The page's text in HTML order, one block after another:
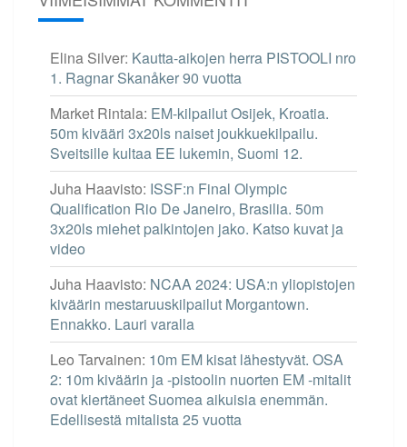
Elina Silver: Kautta-aikojen herra PISTOOLI nro
1. Ragnar Skanåker 90 vuotta
Market Rintala: EM-kilpailut Osijek, Kroatia.
50m kivääri 3x20ls naiset joukkuekilpailu.
Sveitsille kultaa EE lukemin, Suomi 12.
Juha Haavisto: ISSF:n Final Olympic
Qualification Rio De Janeiro, Brasilia. 50m
3x20ls miehet palkintojen jako. Katso kuvat ja
video
Juha Haavisto: NCAA 2024: USA:n yliopistojen
kiväärin mestaruuskilpailut Morgantown.
Ennakko. Lauri varalla
Leo Tarvainen: 10m EM kisat lähestyvät. OSA
2: 10m kiväärin ja -pistoolin nuorten EM -mitalit
ovat kiertäneet Suomea aikuisia enemmän.
Edellisestä mitalista 25 vuotta